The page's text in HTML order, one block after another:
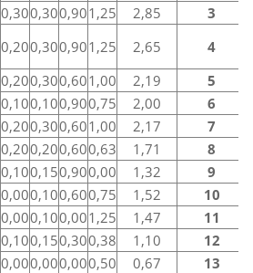
0,300,300,901,25 2,85
3
0,200,300,901,25 2,65
4
0,200,300,601,00 2,19
5
0,100,100,900,75 2,00
6
0,200,300,601,00 2,17
7
0,200,200,600,63 1,71
8
0,100,150,900,00 1,32
9
0,000,100,600,75 1,52
10
0,000,100,001,25 1,47
11
0,100,150,300,38 1,10
12
0,000,000,000,50 0,67
13